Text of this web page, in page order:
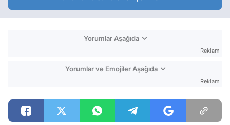
Yorumlar Aşağıda
Reklam
Yorumlar ve Emojiler Aşağıda
Reklam